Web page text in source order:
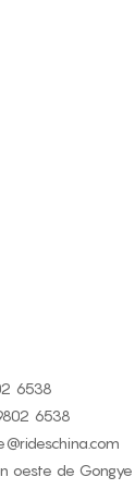
6538
6538
oeste de